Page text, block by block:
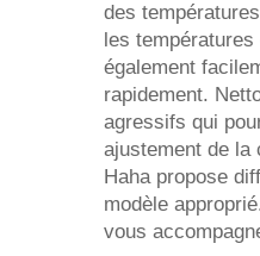
des
les
également
rapidement.
agressifs qui
ajustement de la
Haha propose
modèle
vous